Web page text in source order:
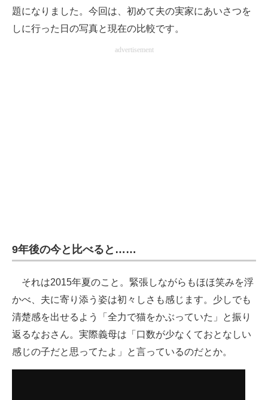
題になりました。今回は、初めて夫の実家にあいさつを
しに行った日の写真と現在の比較です。
advertisement
9年後の今と比べると……
それは2015年夏のこと。緊張しながらもほほ笑みを浮
かべ、夫に寄り添う姿は初々しさも感じます。少しでも
清楚感を出せるよう「全力で猫をかぶっていた」と振り
返るなおさん。実際義母は「口数が少なくておとなしい
感じの子だと思ってたよ」と言っているのだとか。